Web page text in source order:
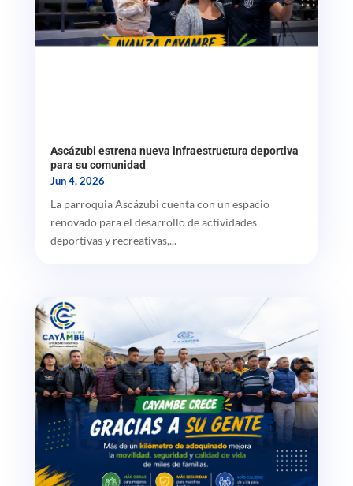
Ascázubi estrena nueva infraestructura deportiva
para su comunidad
Jun 4, 2026
La parroquia Ascázubi cuenta con un espacio
renovado para el desarrollo de actividades
deportivas y recreativas,...